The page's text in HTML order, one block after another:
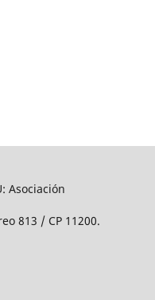
Asociación
813 / CP 11200.